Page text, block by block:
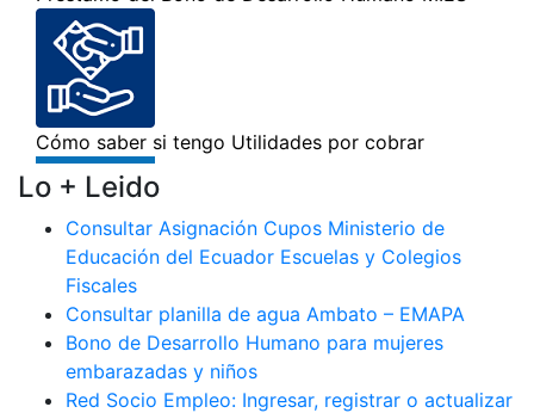
Lo + Leido
Consultar Asignación Cupos Ministerio de
Educación del Ecuador Escuelas y Colegios
Fiscales
Consultar planilla de agua Ambato – EMAPA
Bono de Desarrollo Humano para mujeres
embarazadas y niños
Red Socio Empleo: Ingresar, registrar o actualizar